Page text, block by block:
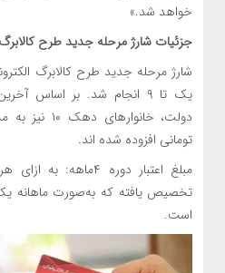
خواهد شد.»
جزئیات شارژ مرحله جدید طرح کالابرگ
شارژ مرحله جدید طرح کالابرگ
یک تا ۹ انجام شد. بر اساس
دولت،
تومانی افزوده شده اند.
تخصیص یافته که به‌صورت ماهانه یک
است.